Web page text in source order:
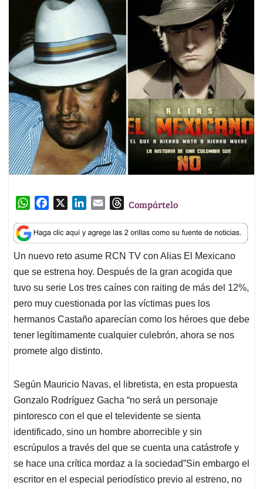
W
a
t
s
A
p
p
c
e
b
o
o
k
n
k
e
d
I
n
a
i
l
T
r
e
a
d
s
Compártelo
Un nuevo reto asume RCN TV con Alias El Mexicano
que se estrena hoy. Después de la gran acogida que
tuvo su serie Los tres caínes con raiting de más del 12%,
pero muy cuestionada por las víctimas pues los
hermanos Castaño aparecían como los héroes que debe
tener legítimamente cualquier culebrón, ahora se nos
promete algo distinto.
Según Mauricio Navas, el libretista, en esta propuesta
Gonzalo Rodríguez Gacha “no será un personaje
pintoresco con el que el televidente se sienta
identificado, sino un hombre aborrecible y sin
escrúpulos a través del que se cuenta una catástrofe y
se hace una crítica mordaz a la sociedad”Sin embargo el
escritor en el especial periodístico previo al estreno, no